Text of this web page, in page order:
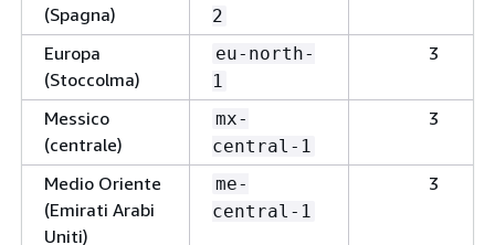
(Spagna)
2
Europa
(Stoccolma)
eu-north-
1
3
Messico
(centrale)
mx-
central-1
3
Medio Oriente
(Emirati Arabi
Uniti)
me-
central-1
3